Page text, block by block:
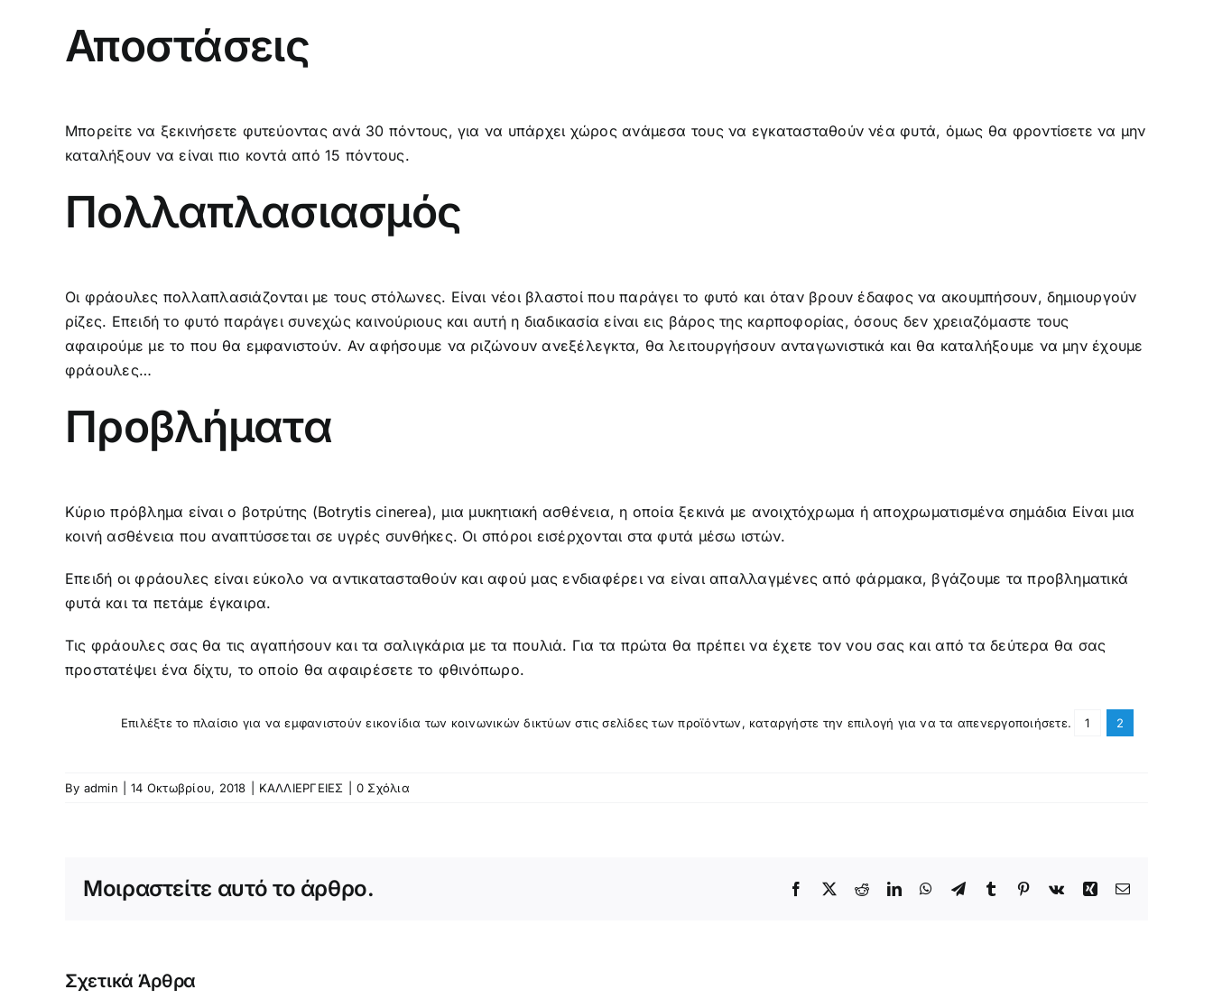
Αποστάσεις
Μπορείτε να ξεκινήσετε φυτεύοντας ανά 30 πόντους, για να υπάρχει χώρος ανάμεσα τους να εγκατασταθούν νέα φυτά, όμως θα φροντίσετε να μην
καταλήξουν να είναι πιο κοντά από 15 πόντους.
Πολλαπλασιασμός
Οι φράουλες πολλαπλασιάζονται με τους στόλωνες. Είναι νέοι βλαστοί που παράγει το φυτό και όταν βρουν έδαφος να ακουμπήσουν, δημιουργούν
ρίζες. Επειδή το φυτό παράγει συνεχώς καινούριους και αυτή η διαδικασία είναι εις βάρος της καρποφορίας, όσους δεν χρειαζόμαστε τους
αφαιρούμε με το που θα εμφανιστούν. Αν αφήσουμε να ριζώνουν ανεξέλεγκτα, θα λειτουργήσουν ανταγωνιστικά και θα καταλήξουμε να μην έχουμε
φράουλες…
Προβλήματα
Κύριο πρόβλημα είναι ο βοτρύτης (Botrytis cinerea), μια μυκητιακή ασθένεια, η οποία ξεκινά με ανοιχτόχρωμα ή αποχρωματισμένα σημάδια Είναι μια
κοινή ασθένεια που αναπτύσσεται σε υγρές συνθήκες. Οι σπόροι εισέρχονται στα φυτά μέσω ιστών.
Επειδή οι φράουλες είναι εύκολο να αντικατασταθούν και αφού μας ενδιαφέρει να είναι απαλλαγμένες από φάρμακα, βγάζουμε τα προβληματικά
φυτά και τα πετάμε έγκαιρα.
Τις φράουλες σας θα τις αγαπήσουν και τα σαλιγκάρια με τα πουλιά. Για τα πρώτα θα πρέπει να έχετε τον νου σας και από τα δεύτερα θα σας
προστατέψει ένα δίχτυ, το οποίο θα αφαιρέσετε το φθινόπωρο.
Επιλέξτε το πλαίσιο για να εμφανιστούν εικονίδια των κοινωνικών δικτύων στις σελίδες των προϊόντων, καταργήστε την επιλογή για να τα απενεργοποιήσετε. 1 2
By admin 14 Οκτωβρίου, 2018 ΚΑΛΛΙΕΡΓΕΙΕΣ 0 Σχόλια
Μοιραστείτε αυτό το άρθρο. Facebook
X RedditLinkedInWhatsApp
TelegramTumblr Pinterest
Vk Xing Email
Σχετικά Άρθρα